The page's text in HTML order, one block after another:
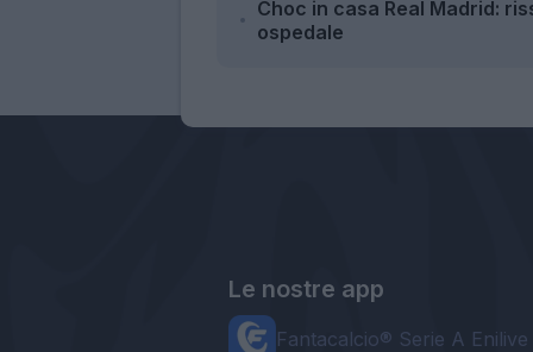
Choc in casa Real Madrid:
ospedale
Le nostre app
Fantacalcio® Serie A Enilive